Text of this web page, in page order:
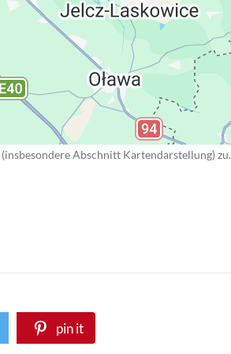
(insbesondere Abschnitt Kartendarstellung) zu.
pin it